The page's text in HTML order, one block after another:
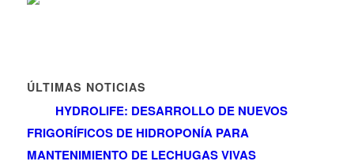
ÚLTIMAS NOTICIAS
HYDROLIFE: DESARROLLO DE NUEVOS
FRIGORÍFICOS DE HIDROPONÍA PARA
MANTENIMIENTO DE LECHUGAS VIVAS